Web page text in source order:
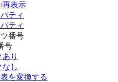
再表示
ティ
ティ
番号
号
り
なし
を変換する